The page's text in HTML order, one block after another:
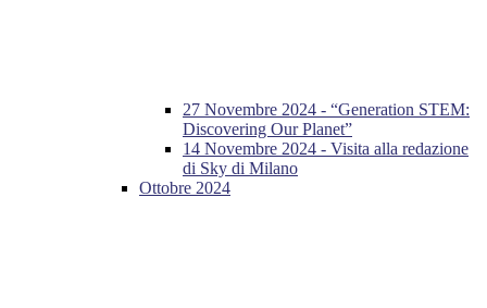
27 Novembre 2024 - “Generation STEM:
Discovering Our Planet”
14 Novembre 2024 - Visita alla redazione
di Sky di Milano
Ottobre 2024